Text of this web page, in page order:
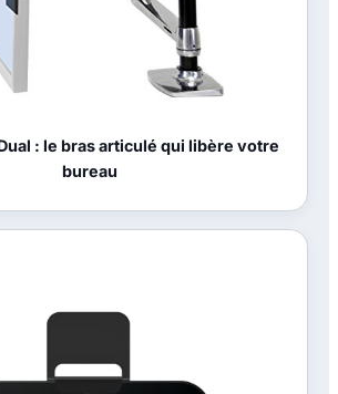
: le bras articulé qui libère votre
bureau